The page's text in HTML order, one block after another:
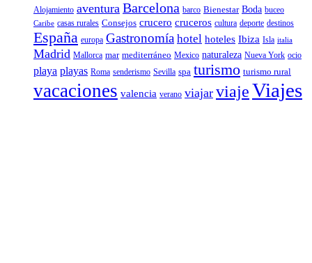
Alojamiento aventura Barcelona barco Bienestar Boda buceo
Caribe casas rurales Consejos crucero cruceros cultura deporte destinos
España europa Gastronomía hotel hoteles Ibiza Isla italia
Madrid Mallorca mar mediterráneo Mexico naturaleza Nueva York ocio
playa playas Roma senderismo Sevilla spa turismo turismo rural
vacaciones valencia verano viajar viajeViajes